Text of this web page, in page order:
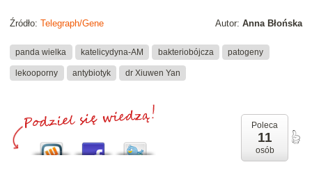
Autor: Anna Błońska
Źródło: Telegraph/Gene
panda wielka katelicydyna-AM bakteriobójcza patogeny
lekooporny antybiotyk dr Xiuwen Yan
Poleca
11
osób